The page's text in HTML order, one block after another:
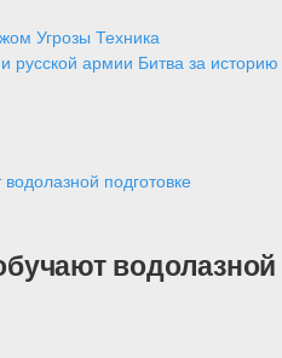
Угрозы Техника
русской армии Битва за историю
подготовке
водолазной